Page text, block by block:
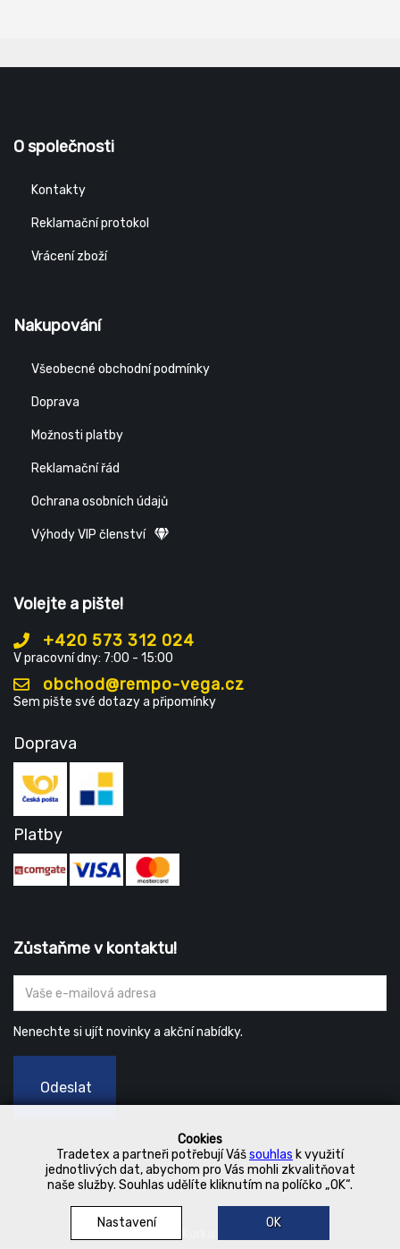
Cookies
Tradetex a partneři potřebují Vášsouhlas k využití
jednotlivých dat, abychom pro Vás mohli zkvalitňovat
naše služby. Souhlas udělíte kliknutím na políčko „OK“.
Nastavení OK
O společnosti
Kontakty
Reklamační protokol
Vrácení zboží
Nakupování
Všeobecné obchodní podmínky
Doprava
Možnosti platby
Reklamační řád
Ochrana osobních údajů
Výhody VIP členství
Volejte a pište!
+420 573 312 024
V pracovní dny: 7:00 - 15:00
obchod@rempo-vega.cz
Sem pište své dotazy a připomínky
Doprava
Platby
Zůstaňme v kontaktu!
Nenechte si ujít novinky a akční nabídky.
Odeslat